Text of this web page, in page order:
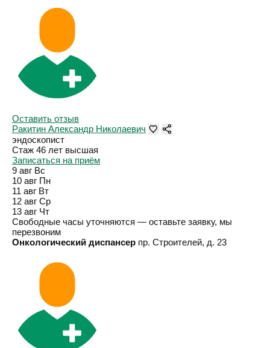
Оставить отзыв
Ракитин Александр Николаевич
эндоскопист
Стаж 46 лет высшая
Записаться на приём
9 авг Вс
10 авг Пн
11 авг Вт
12 авг Ср
13 авг Чт
Свободные часы уточняются — оставьте заявку, мы
перезвоним
Онкологический диспансер пр. Строителей, д. 23